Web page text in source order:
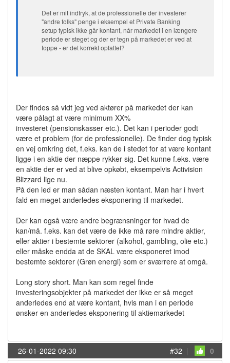
Det er mit indtryk, at de professionelle der investerer
"andre folks" penge i eksempel et Private Banking
setup typisk ikke går kontant, når markedet i en længere
periode er steget og der er tegn på markedet er ved at
toppe - er det korrekt opfattet?
Der findes så vidt jeg ved aktører på markedet der kan
være pålagt at være minimum XX%
investeret (pensionskasser etc.). Det kan i perioder godt
være et problem (for de professionelle). De finder dog typisk
en vej omkring det, f.eks. kan de i stedet for at være kontant
ligge i en aktie der næppe rykker sig. Det kunne f.eks. være
en aktie der er ved at blive opkøbt, eksempelvis Activision
Blizzard lige nu.
På den led er man sådan næsten kontant. Man har i hvert
fald en meget anderledes eksponering til markedet.
Der kan også være andre begrænsninger for hvad de
kan/må. f.eks. kan det være de ikke må røre mindre aktier,
eller aktier i bestemte sektorer (alkohol, gambling, olie etc.)
eller måske endda at de SKAL være eksponeret imod
bestemte sektorer (Grøn energi) som er sværrere at omgå.
Long story short. Man kan som regel finde
investeringsobjekter på markedet der ikke er så meget
anderledes end at være kontant, hvis man i en periode
ønsker en anderledes eksponering til aktiemarkedet
26-01-2022 09:30 #32 | 0